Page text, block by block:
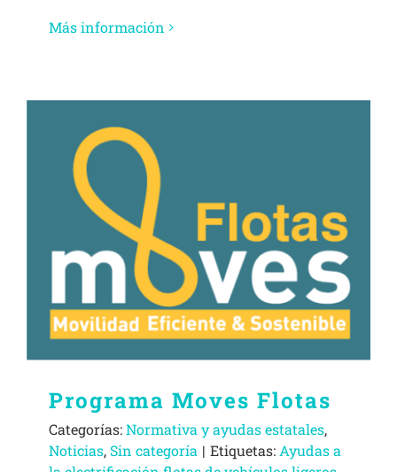
Más información
Programa Moves Flotas
Categorías:Normativa y ayudas estatales,
Noticias,Sin categoría | Etiquetas: Ayudas a